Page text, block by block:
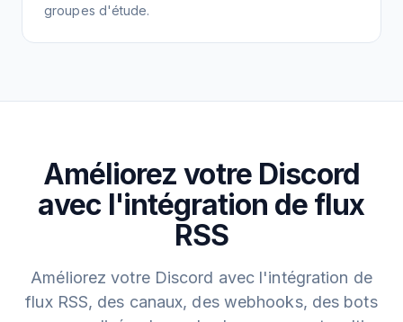
groupes d'étude.
Améliorez votre Discord
avec l'intégration de flux
RSS
Améliorez votre Discord avec l'intégration de
flux RSS, des canaux, des webhooks, des bots